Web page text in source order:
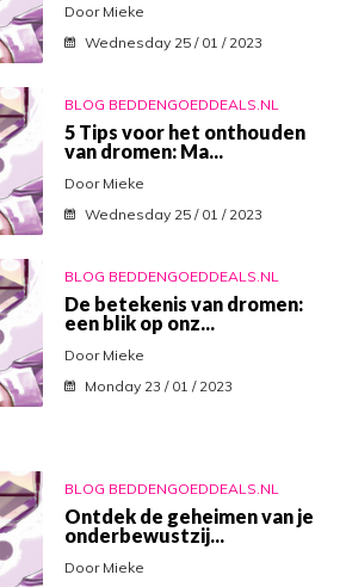
Door Mieke
Wednesday 25 / 01 / 2023
BLOG BEDDENGOEDDEALS.NL
5 Tips voor het onthouden
van dromen: Ma...
Door Mieke
Wednesday 25 / 01 / 2023
BLOG BEDDENGOEDDEALS.NL
De betekenis van dromen:
een blik op onz...
Door Mieke
Monday 23 / 01 / 2023
BLOG BEDDENGOEDDEALS.NL
Ontdek de geheimen van je
onderbewustzij...
Door Mieke